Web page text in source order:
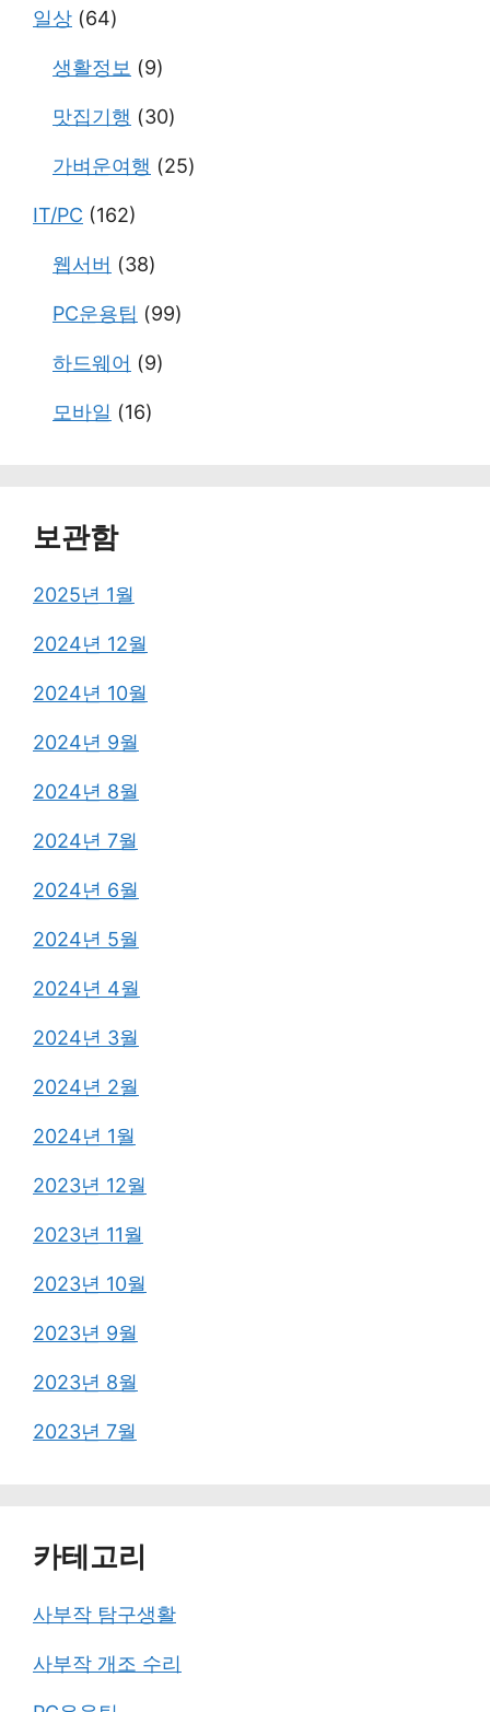
일상 (64)
생활정보 (9)
맛집기행 (30)
가벼운여행 (25)
IT/PC (162)
웹서버 (38)
PC운용팁 (99)
하드웨어 (9)
모바일 (16)
보관함
2025년 1월
2024년 12월
2024년 10월
2024년 9월
2024년 8월
2024년 7월
2024년 6월
2024년 5월
2024년 4월
2024년 3월
2024년 2월
2024년 1월
2023년 12월
2023년 11월
2023년 10월
2023년 9월
2023년 8월
2023년 7월
카테고리
사부작 탐구생활
사부작 개조 수리